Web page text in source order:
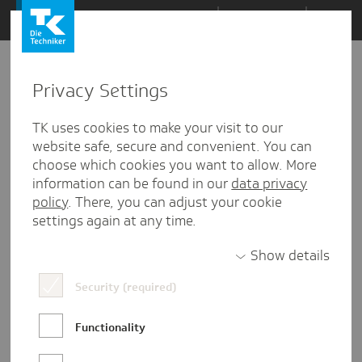
Zum
Inhalt
springen
Jessica Hoffmann
Jessica ist Redakteurin in der
Unternehmenskommunikation der TK in
Privacy Settings
TK uses cookies to make your visit to our
website safe, secure and convenient. You can
choose which cookies you want to allow. More
information can be found in our data privacy
policy. There, you can adjust your cookie
settings again at any time.
Show details
Security (required)
Functionality